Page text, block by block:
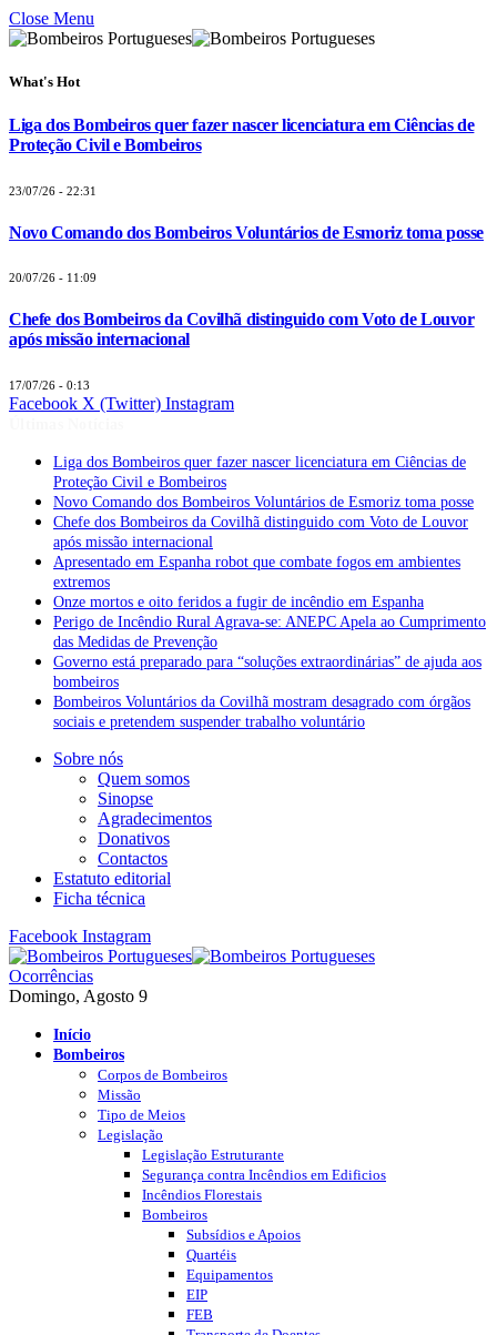
Close Menu
What's Hot
Liga dos Bombeiros quer fazer nascer licenciatura em Ciências de
Proteção Civil e Bombeiros
23/07/26 - 22:31
Novo Comando dos Bombeiros Voluntários de Esmoriz toma posse
20/07/26 - 11:09
Chefe dos Bombeiros da Covilhã distinguido com Voto de Louvor
após missão internacional
17/07/26 - 0:13
Facebook X (Twitter) Instagram
Liga dos Bombeiros quer fazer nascer licenciatura em Ciências de
Proteção Civil e Bombeiros
Novo Comando dos Bombeiros Voluntários de Esmoriz toma posse
Chefe dos Bombeiros da Covilhã distinguido com Voto de Louvor
após missão internacional
Apresentado em Espanha robot que combate fogos em ambientes
extremos
Onze mortos e oito feridos a fugir de incêndio em Espanha
Perigo de Incêndio Rural Agrava-se: ANEPC Apela ao Cumprimento
das Medidas de Prevenção
Governo está preparado para “soluções extraordinárias” de ajuda aos
bombeiros
Bombeiros Voluntários da Covilhã mostram desagrado com órgãos
sociais e pretendem suspender trabalho voluntário
Sobre nós
Quem somos
Sinopse
Agradecimentos
Donativos
Contactos
Estatuto editorial
Ficha técnica
Facebook Instagram
Ocorrências
Domingo, Agosto 9
Início
Bombeiros
Corpos de Bombeiros
Missão
Tipo de Meios
Legislação
Legislação Estruturante
Segurança contra Incêndios em Edificios
Incêndios Florestais
Bombeiros
Subsídios e Apoios
Quartéis
Equipamentos
EIP
FEB